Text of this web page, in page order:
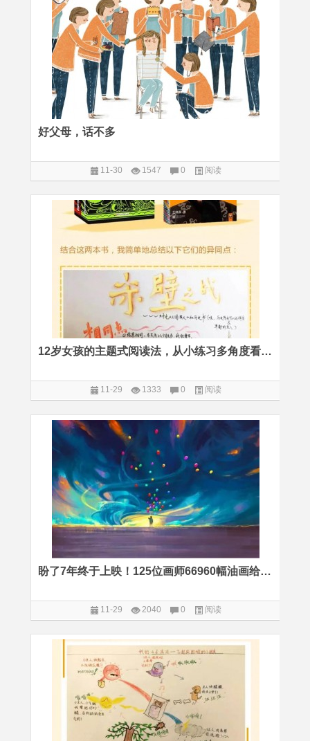
好父母，话不多
11-30 1547 0 阅读
12岁女孩的主题式阅读法，从小练习多角度看问题
11-29 1333 0 阅读
盼了7年终于上映！125位画师66960幅油画给孩子最好的艺术启蒙
11-29 2040 0 阅读